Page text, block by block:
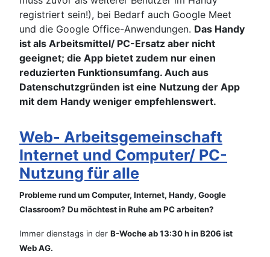
registriert sein!), bei Bedarf auch Google Meet
und die Google Office-Anwendungen. Das Handy
ist als Arbeitsmittel/ PC-Ersatz aber nicht
geeignet; die App bietet zudem nur einen
reduzierten Funktionsumfang. Auch aus
Datenschutzgründen ist eine Nutzung der App
mit dem Handy weniger empfehlenswert.
Web- Arbeitsgemeinschaft
Internet und Computer/ PC-
Nutzung für alle
Probleme rund um Computer, Internet, Handy, Google
Classroom? Du möchtest in Ruhe am PC arbeiten?
Immer dienstags in der B-Woche ab 13:30 h in B206 ist
Web AG.